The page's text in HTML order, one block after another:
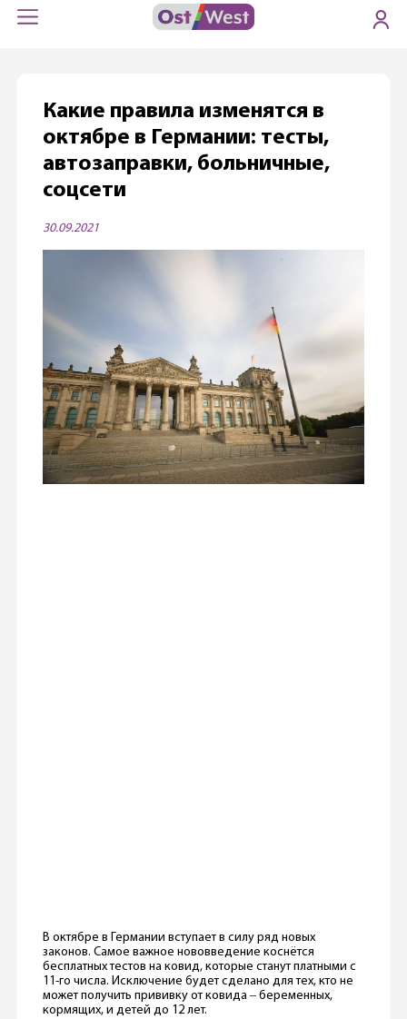
Какие правила изменятся в
октябре в Германии: тесты,
автозаправки, больничные,
соцсети
30.09.2021
В октябре в Германии вступает в силу ряд новых
законов. Самое важное нововведение коснётся
бесплатных тестов на ковид, которые станут платными с
11-го числа. Исключение будет сделано для тех, кто не
может получить прививку от ковида ‒ беременных,
кормящих, и детей до 12 лет.